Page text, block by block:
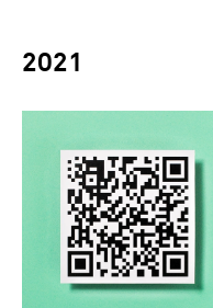
2021